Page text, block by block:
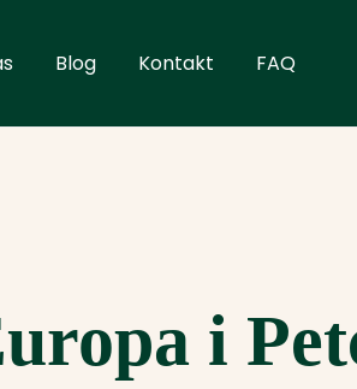
Blog Kontakt FAQ
i